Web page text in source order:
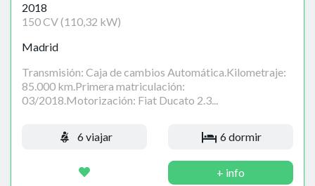
2018
150 CV (110,32 kW)
Madrid
Transmisión: Caja de cambios Automática.Kilometraje:
85.000 km.Primera matriculación:
03/2018.Motorización: Fiat Ducato 2.3...
6 viajar 6 dormir
+ info